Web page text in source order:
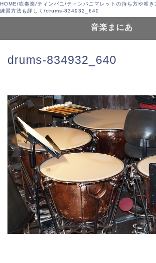
HOME/吹奏楽/ティンパニ /ティンパニマレットの持ち方や叩
練習方法も詳しく /drums-834932_640
音楽まにあ
drums-834932_640